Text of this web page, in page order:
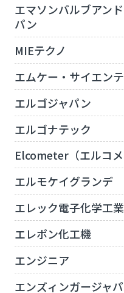
エマソンバルブアン
パン
MIEテクノ
エムケー・サイエン
エルゴジャパン
エルゴナテック
Elcometer（エルコ
エルモケイグランデ
エレック電子化学工業
エレポン化工機
エンジニア
エンズィンガージャ